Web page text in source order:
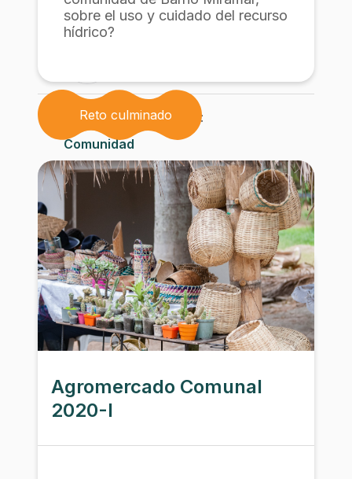
Institución
sobre el uso y cuidado del recurso
hídrico?
Con la participacion de:
Comunidad
Institución
Reto culminado
Agromercado Comunal
2020-I